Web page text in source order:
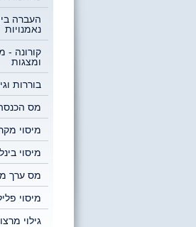
העברה
נאמנויות
קורונה -
ומצגות
בוררות
מס
מיסוי
מיסוי
מס ערך
מיסוי
גילוי